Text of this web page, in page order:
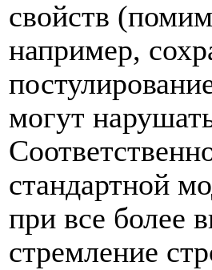
свойств
например,
могут
стандартной
при все более
стремление